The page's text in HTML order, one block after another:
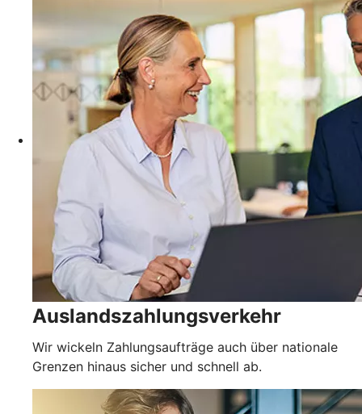
Auslandszahlungsverkehr
Wir wickeln Zahlungsaufträge auch über nationale
Grenzen hinaus sicher und schnell ab.